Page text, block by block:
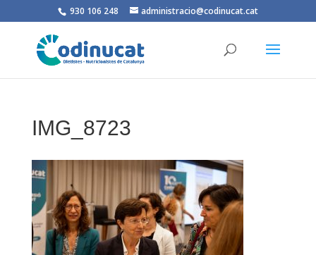
930 106 248 administracio@codinucat.cat
IMG_8723